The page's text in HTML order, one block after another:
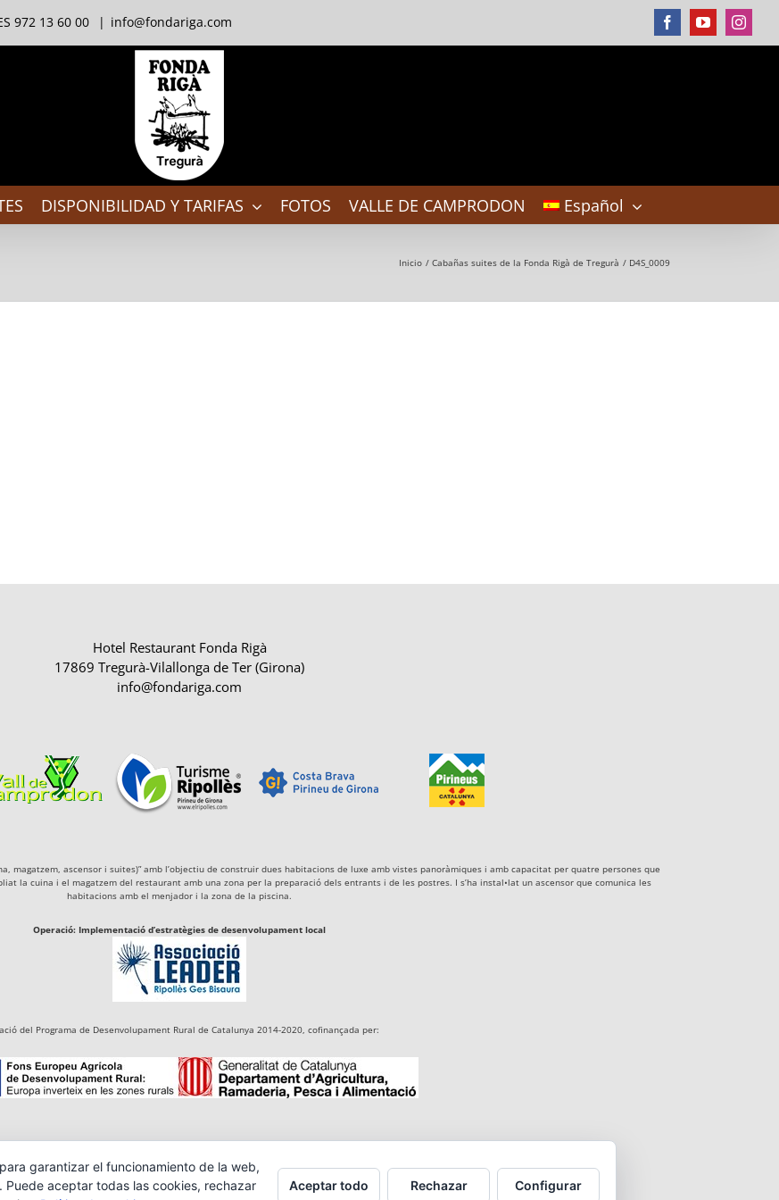
972 13 60 00 | info@fondariga.com FacebookYouTube
DISPONIBILIDAD Y TARIFAS FOTOS VALLE DE CAMPRODON Español
Inicio Cabañas suites de la Fonda Rigà de Tregurà D4S_0009
Hotel Restaurant Fonda Rigà
17869 Tregurà-Vilallonga de Ter (Girona)
info@fondariga.com
magatzem, ascensor i suites)” amb l’objectiu de construir dues habitacions de luxe amb vistes panoràmiques i amb capacitat per quatre persones que
la cuina i el magatzem del restaurant amb una zona per la preparació dels entrants i de les postres. I s’ha instal•lat un ascensor que comunica les
habitacions amb el menjador i la zona de la piscina.
Operació: Implementació d’estratègies de desenvolupament local
del Programa de Desenvolupament Rural de Catalunya 2014-2020, cofinançada per:
garantizar el funcionamiento de la web,
Puede aceptar todas las cookies, rechazar
Aceptar todo Rechazar Configurar